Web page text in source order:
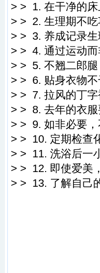
> > 1. 在干净的
> > 2. 生理期不
> > 3. 养成记录
> > 4. 通过运动
> > 5. 不翘二郎
> > 6. 贴身衣物
> > 7. 拉风的丁
> > 8. 去年的衣
> > 9. 如非必要
> > 10. 定期检查
> > 11. 洗浴后一
> > 12. 即使爱美
> > 13. 了解自己